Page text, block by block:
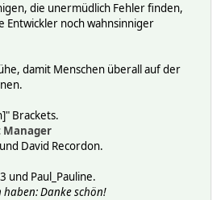
die unermüdlich Fehler finden,
Entwickler noch wahnsinniger
damit Menschen überall auf der
Brackets.
Manager
David Recordon.
und Paul_Pauline.
haben: Danke schön!